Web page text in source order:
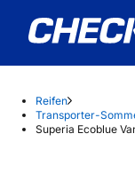
Reifen
Transporter-
Superia Ecoblue